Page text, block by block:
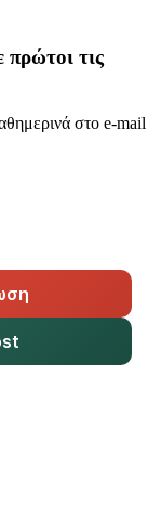
τις
στο e-mail